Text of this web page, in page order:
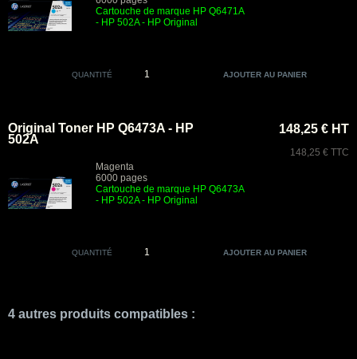
Cartouche de marque HP Q6471A
- HP 502A - HP Original
QUANTITÉ
Original Toner HP Q6473A - HP
502A
Magenta
6000 pages
Cartouche de marque HP Q6473A
- HP 502A - HP Original
148,25 € HT
148,25 € TTC
QUANTITÉ
4 autres produits compatibles :